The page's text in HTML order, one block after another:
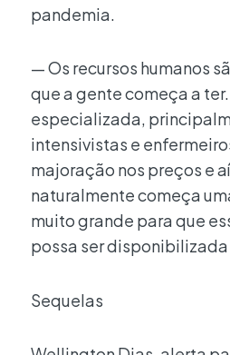
pandemia.
— Os recursos humanos
que a gente começa a
especializada,
intensivistas e
majoração nos preços e
naturalmente começa
muito grande para que
possa ser
Sequelas